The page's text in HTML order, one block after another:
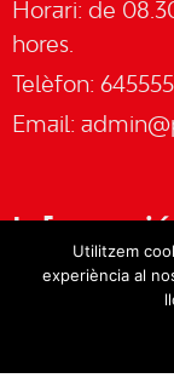
Horari: de
hores.
Telèfon:
Email:
Utilitzem
experiència al